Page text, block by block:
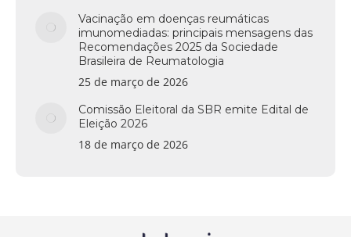
Vacinação em doenças reumáticas
imunomediadas: principais mensagens das
Recomendações 2025 da Sociedade
Brasileira de Reumatologia
25 de março de 2026
Comissão Eleitoral da SBR emite Edital de
Eleição 2026
18 de março de 2026